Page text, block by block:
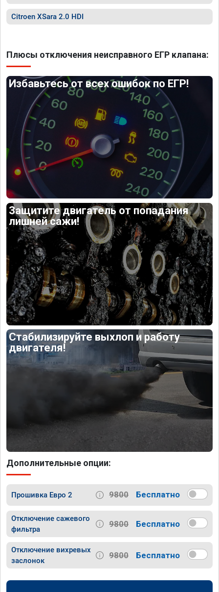
Citroen XSara 2.0 HDI
Плюсы отключения неисправного ЕГР клапана:
Избавьтесь от всех ошибок по ЕГР!
Защитите двигатель от попадания
лишней сажи!
Стабилизируйте выхлоп и работу
двигателя!
Дополнительные опции:
Прошивка Евро 2 9800 Бесплатно
Отключение сажевого
фильтра
9800 Бесплатно
Отключение вихревых
заслонок
9800 Бесплатно